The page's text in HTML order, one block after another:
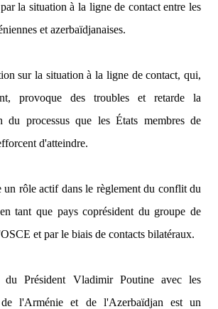
la situation à la ligne de contact entre les
et azerbaïdjanaises.
sur la situation à la ligne de contact, qui,
provoque des troubles et retarde la
du processus que les États membres de
d'atteindre.
un rôle actif dans le règlement du conflit du
tant que pays coprésident du groupe de
et par le biais de contacts bilatéraux.
du Président Vladimir Poutine avec les
de l'Arménie et de l'Azerbaïdjan est un